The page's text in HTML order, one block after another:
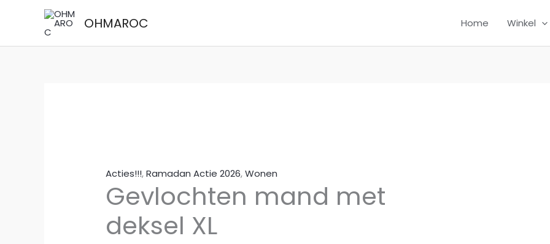
OHMAROC Home Winkel
Uitverkoop!
Acties!!!,Ramadan Actie 2026,Wonen
Gevlochten mand met
deksel XL
Uitverkoop!
Uitverkoop!